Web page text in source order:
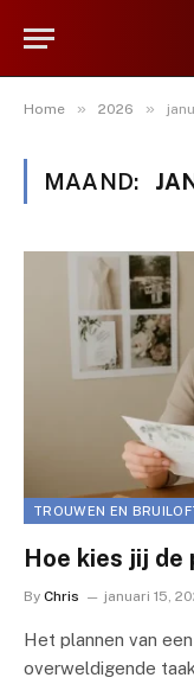
Home » 2026 »
MAAND:
TROUWEN EN
Hoe kies jij
By Chris januari 15,
Het plannen van
overweldigende